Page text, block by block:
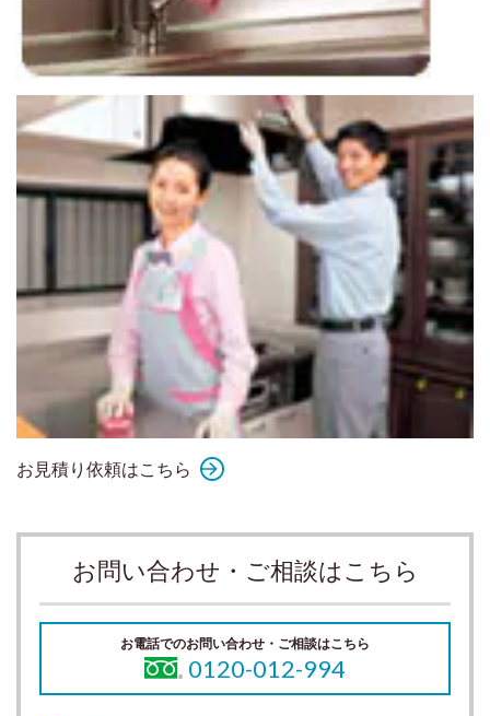
お見積り依頼はこちら
お問い合わせ・ご相談はこちら
お電話でのお問い合わせ・ご相談はこちら
0120-012-994